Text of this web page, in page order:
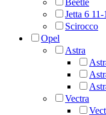
Beetle
Jetta 6 11-
Scirocco
Opel
Astra
Vectra